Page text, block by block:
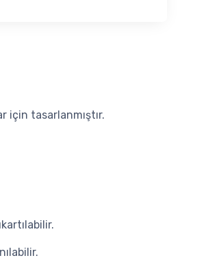
için tasarlanmıştır.